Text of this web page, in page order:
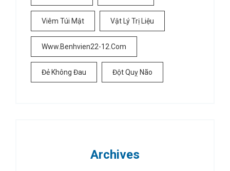
Viêm Túi Mật Vật Lý Trị Liệu
Www.benhvien22-12.com
Đẻ Không Đau Đột Quỵ Não
Archives